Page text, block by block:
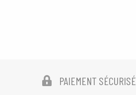
PAIEMENT SÉCURISÉ